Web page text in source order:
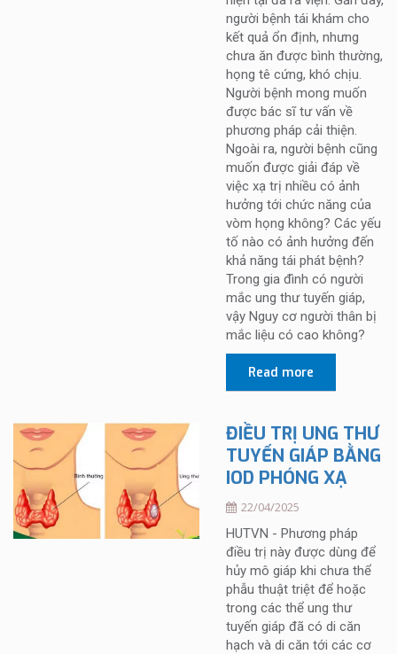
người bệnh tái khám cho
kết quả ổn định, nhưng
chưa ăn được bình thường,
họng tê cứng, khó chịu.
Người bệnh mong muốn
được bác sĩ tư vấn về
phương pháp cải thiện.
Ngoài ra, người bệnh cũng
muốn được giải đáp về
việc xạ trị nhiều có ảnh
hưởng tới chức năng của
vòm họng không? Các yếu
tố nào có ảnh hưởng đến
khả năng tái phát bệnh?
Trong gia đình có người
mắc ung thư tuyến giáp,
vậy Nguy cơ người thân bị
mắc liệu có cao không?
Read more
ĐIỀU TRỊ UNG THƯ
TUYẾN GIÁP BẰNG
IOD PHÓNG XẠ
22/04/2025
HUTVN - Phương pháp
điều trị này được dùng để
hủy mô giáp khi chưa thể
phẫu thuật triệt để hoặc
trong các thể ung thư
tuyến giáp đã có di căn
hạch và di căn tới các cơ